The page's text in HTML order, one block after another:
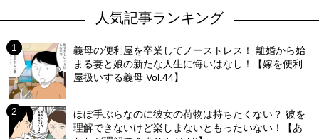
人気記事ランキング
義母の便利屋を卒業してノーストレス！ 離婚から始
まる妻と娘の新たな人生に悔いはなし！【嫁を便利
屋扱いする義母 Vol.44】
ほぼ手ぶらなのに彼女の荷物は持ちたくない？ 彼を
理解できないけど楽しまないともったいない！【あ